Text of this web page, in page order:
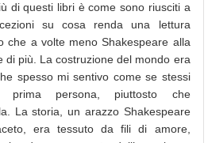
di questi libri è come sono riusciti a
su cosa renda una lettura
che a volte meno Shakespeare alla
di più. La costruzione del mondo era
spesso mi sentivo come se stessi
persona, piuttosto che
La storia, un arazzo Shakespeare
era tessuto da fili di amore,